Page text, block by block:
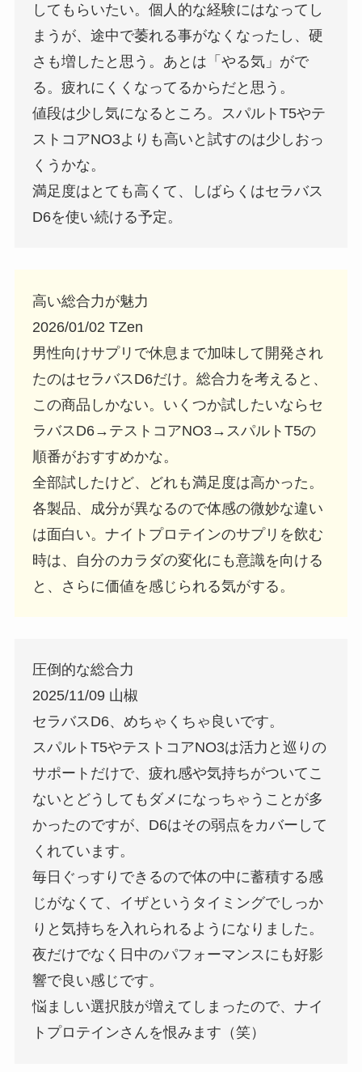
してもらいたい。個人的な経験にはなってし
まうが、途中で萎れる事がなくなったし、硬
さも増したと思う。あとは「やる気」がで
る。疲れにくくなってるからだと思う。
値段は少し気になるところ。スパルトT5やテ
ストコアNO3よりも高いと試すのは少しおっ
くうかな。
満足度はとても高くて、しばらくはセラバス
D6を使い続ける予定。
高い総合力が魅力
2026/01/02 TZen
男性向けサプリで休息まで加味して開発され
たのはセラバスD6だけ。総合力を考えると、
この商品しかない。いくつか試したいならセ
ラバスD6→テストコアNO3→スパルトT5の
順番がおすすめかな。
全部試したけど、どれも満足度は高かった。
各製品、成分が異なるので体感の微妙な違い
は面白い。ナイトプロテインのサプリを飲む
時は、自分のカラダの変化にも意識を向ける
と、さらに価値を感じられる気がする。
圧倒的な総合力
2025/11/09 山椒
セラバスD6、めちゃくちゃ良いです。
スパルトT5やテストコアNO3は活力と巡りの
サポートだけで、疲れ感や気持ちがついてこ
ないとどうしてもダメになっちゃうことが多
かったのですが、D6はその弱点をカバーして
くれています。
毎日ぐっすりできるので体の中に蓄積する感
じがなくて、イザというタイミングでしっか
りと気持ちを入れられるようになりました。
夜だけでなく日中のパフォーマンスにも好影
響で良い感じです。
悩ましい選択肢が増えてしまったので、ナイ
トプロテインさんを恨みます（笑）